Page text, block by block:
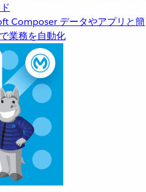
Composer データやアプリと簡
業務を自動化